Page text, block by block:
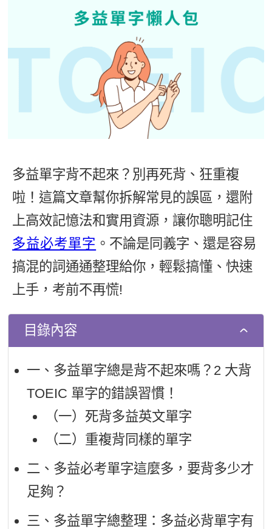
GEPT 全民英檢課程
TOEFL 托福課程
開口溜英文
基礎字彙
英文寫作
Cengage TED Talks
CNN聽力強化
新聞英文
英語俱樂部
ECAM
Let's Talk
兒童美語
一對一家教
數位學習教材
英文能力測驗
學員讚出來
活動花絮
Recruiting
多益單字背不起來？別再死背、狂重複
啦！這篇文章幫你拆解常見的誤區，還附
上高效記憶法和實用資源，讓你聰明記住
多益必考單字 。不論是同義字、還是容易
搞混的詞通通整理給你，輕鬆搞懂、快速
上手，考前不再慌!
目錄內容
一、多益單字總是背不起來嗎？2 大背
TOEIC 單字的錯誤習慣！
（一）死背多益英文單字
（二）重複背同樣的單字
二、多益必考單字這麼多，要背多少才
足夠？
三、多益單字總整理：多益必背單字有